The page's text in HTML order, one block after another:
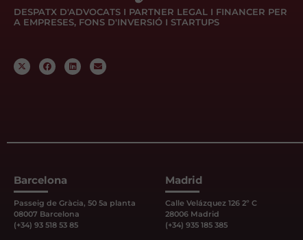
DESPATX D'ADVOCATS I PARTNER LEGAL I FINANCER PER
A EMPRESES, FONS D'INVERSIÓ I STARTUPS
Barcelona
Passeig de Gràcia, 50 5a planta
08007 Barcelona
(+34) 93 518 53 85
Madrid
Calle Velázquez 126 2º C
28006 Madrid
(+34) 935 185 385